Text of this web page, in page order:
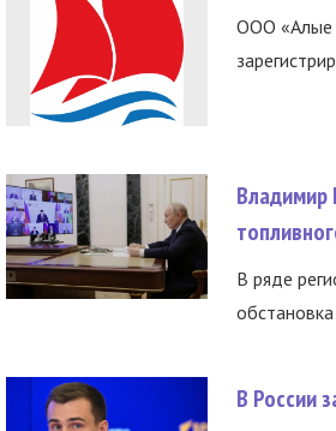
ООО «Алые
Владимир
В ряде
В России